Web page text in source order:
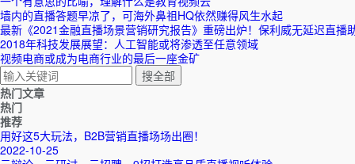
墙内的直播答题早凉了，可海外鼻祖HQ依然赚得风生水起
最新《2021金融直播场景营销研究报告》重磅出炉！保利威无延迟直播
2018年科技发展展望：人工智能或将渗透至任意领域
视频电商或成为电商行业的最后一座金矿
热门文章
热门
推荐
用好这5大玩法，B2B营销直播场场出圈！
2022-10-25